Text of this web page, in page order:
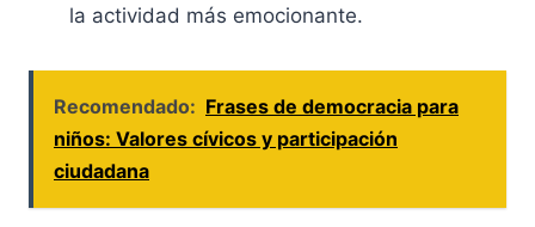
la actividad más emocionante.
Recomendado: Frases de democracia para
niños: Valores cívicos y participación
ciudadana